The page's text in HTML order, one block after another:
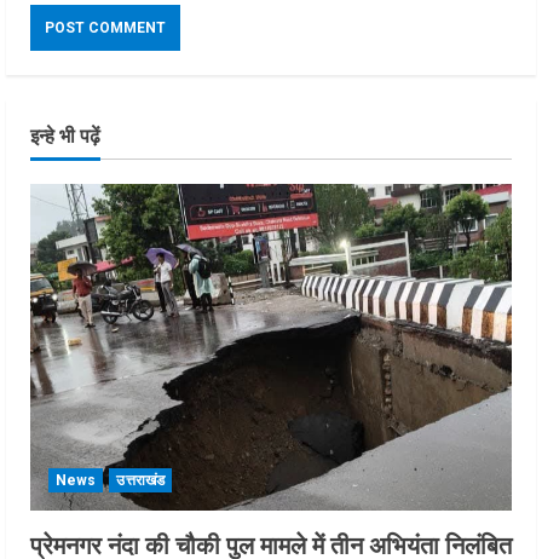
इन्हे भी पढ़ें
News उत्तराखंड
प्रेमनगर नंदा की चौकी पुल मामले में तीन अभियंता निलंबित